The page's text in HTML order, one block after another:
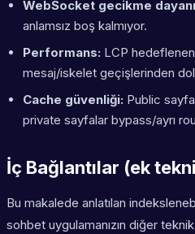
WebSocket gecikme
anlamsız boş kalmıyor.
Performans: LCP
mesaj/iskelet geçişlerinden
Cache güvenliği: Public
private sayfalar bypass/ayrı
İç Bağlantılar (ek
Bu makalede anlatılan
sohbet uygulamanızın diğer